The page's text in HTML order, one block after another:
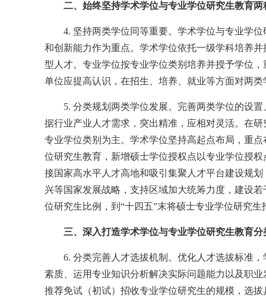
二、始终坚持学术学位与专业学位研究生教育
4. 坚持两类学位同等重要。学术学位与专业学
和创新能力作为重点。学术学位依托一级学科培养
型人才。专业学位按专业学位类别培养并授予学位
单位应提高认识，在招生、培养、就业等方面对两
5. 分类规划两类学位发展。完善两类学位的设
据行业产业人才需求，突出精准，应相对灵活。在
专业学位类别为主。学术学位坚持高起点布局，重
位研究生教育，新增硕士学位授权点以专业学位授
接国家高水平人才高地和吸引集聚人才平台建设规
兴等国家发展战略，支持区域加大统筹力度，建设
位研究生比例，到“十四五”末将硕士专业学位研究
三、深入打造学术学位与专业学位研究生教育分
6. 分类完善人才选拔机制。优化人才选拔标准
素质、运用专业知识分析解决实际问题能力以及职
推荐免试（初试）招收专业学位研究生的规模，选